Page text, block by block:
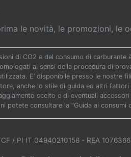
le novità, le promozioni, le
di CO2 e del consumo di
ai sensi della procedura di
E’ disponibile presso le nostre
anche lo stile di guida ed altri
scelto e di eventuali
potete consultare la “Guida ai
/ PI IT 04940210158 - REA 1076366